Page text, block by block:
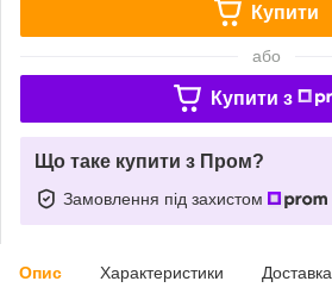
Купити
або
Купити з
Що таке купити з Пром?
Замовлення під захистом
Опис Характеристики Доставка